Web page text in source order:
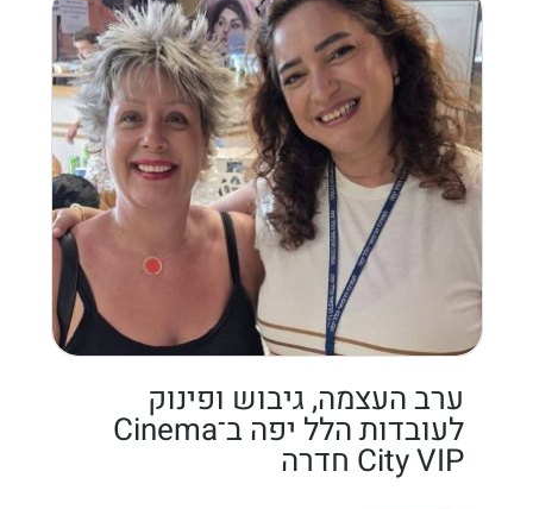
ערב העצמה, גיבוש ופינוק
לעובדות הלל יפה ב־Cinema
City VIP חדרה